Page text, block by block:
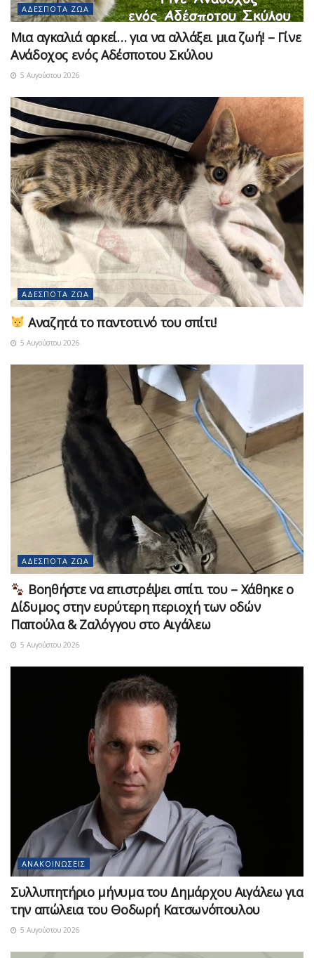
ΑΔΈΣΠΟΤΑ ΖΏΑ
Μια αγκαλιά αρκεί… για να αλλάξει μια ζωή! – Γίνε
Ανάδοχος ενός Αδέσποτου Σκύλου
5 Αυγούστου 2026
ΑΔΈΣΠΟΤΑ ΖΏΑ
Αναζητά το παντοτινό του σπίτι!
5 Αυγούστου 2026
ΑΔΈΣΠΟΤΑ ΖΏΑ
Βοηθήστε να επιστρέψει σπίτι του – Χάθηκε ο
Δίδυμος στην ευρύτερη περιοχή των οδών
Παπούλα & Ζαλόγγου στο Αιγάλεω
5 Αυγούστου 2026
ΑΝΑΚΟΙΝΏΣΕΙΣ
Συλλυπητήριο μήνυμα του Δημάρχου Αιγάλεω για
την απώλεια του Θοδωρή Κατσωνόπουλου
5 Αυγούστου 2026